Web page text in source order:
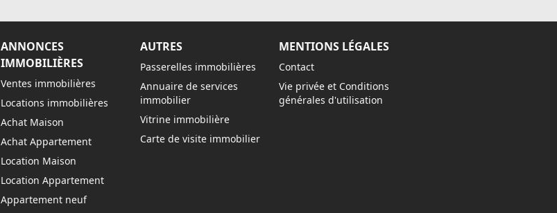
ANNONCES
IMMOBILIÈRES
Ventes immobilières
Locations immobilières
Achat Maison
Achat Appartement
Location Maison
Location Appartement
Appartement neuf
AUTRES
Passerelles immobilières
Annuaire de services
immobilier
Vitrine immobilière
Carte de visite immobilier
MENTIONS LÉGALES
Contact
Vie privée et Conditions
générales d'utilisation